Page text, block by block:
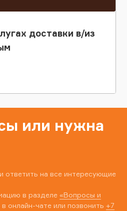
доставки в/из
или нужна
ответить на все интересующие
в разделе «Вопросы и
онлайн-чате или позвонить +7